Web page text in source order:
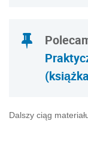
Dalszy ciąg